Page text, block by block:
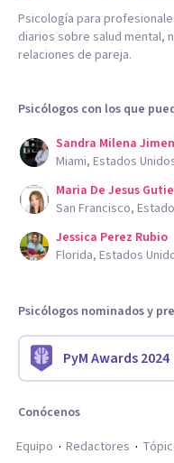
Psicología para
diarios sobre salud mental,
relaciones de pareja.
Psicólogos con los que
Sandra Milena
Miami, Estados
Maria De Jesus
San Francisco,
Jessica Perez Rubio
Florida, Estados
Psicólogos nominados y
PyM Awards 2024
Conócenos
Equipo
Redactores